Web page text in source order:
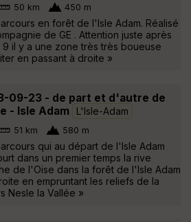
50 km 450 m
en forêt de l'Isle Adam. Réalisé
de GE . Attention juste après
9 il y a une zone très très boueuse
en passant à droite »
09-23 - de part et d'autre de
- Isle Adam
L'Isle-Adam
51 km 580 m
qui au départ de l'Isle Adam
dans un premier temps la rive
de l'Oise dans la forêt de l'Isle Adam
en empruntant les reliefs de la
Nesle la Vallée »